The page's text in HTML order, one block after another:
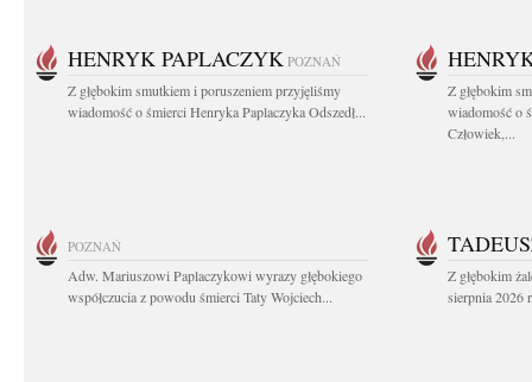
HENRYK PAPLACZYK POZNAŃ
Z głębokim smutkiem i poruszeniem przyjęliśmy
wiadomość o śmierci Henryka Paplaczyka Odszedł...
Z głębokim
wiadomość o
Człowiek,...
POZNAŃ
Adw. Mariuszowi Paplaczykowi wyrazy głębokiego
współczucia z powodu śmierci Taty Wojciech...
Z głębokim
sierpnia 2026